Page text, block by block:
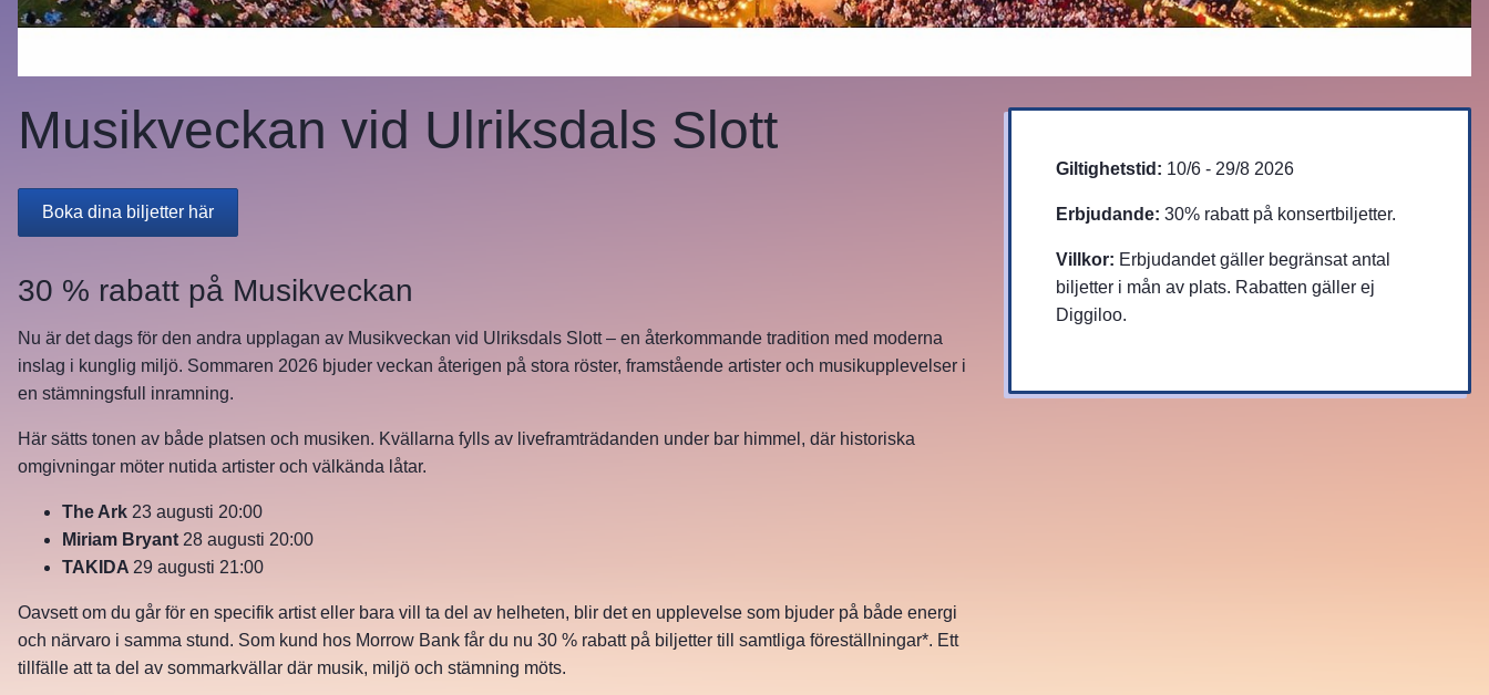
Musikveckan vid Ulriksdals Slott
Boka dina biljetter här
Öppnas i nytt fönster.
30 % rabatt på Musikveckan
Nu är det dags för den andra upplagan av Musikveckan vid Ulriksdals Slott – en återkommande tradition med moderna
inslag i kunglig miljö. Sommaren 2026 bjuder veckan återigen på stora röster, framstående artister och musikupplevelser i
en stämningsfull inramning.
Här sätts tonen av både platsen och musiken. Kvällarna fylls av liveframträdanden under bar himmel, där historiska
omgivningar möter nutida artister och välkända låtar.
The Ark 23 augusti 20:00
Miriam Bryant 28 augusti 20:00
TAKIDA 29 augusti 21:00
Oavsett om du går för en specifik artist eller bara vill ta del av helheten, blir det en upplevelse som bjuder på både energi
och närvaro i samma stund. Som kund hos Morrow Bank får du nu 30 % rabatt på biljetter till samtliga föreställningar*. Ett
tillfälle att ta del av sommarkvällar där musik, miljö och stämning möts.
Giltighetstid: 10/6 - 29/8 2026
Erbjudande: 30% rabatt på konsertbiljetter.
Villkor: Erbjudandet gäller begränsat antal
biljetter i mån av plats. Rabatten gäller ej
Diggiloo.